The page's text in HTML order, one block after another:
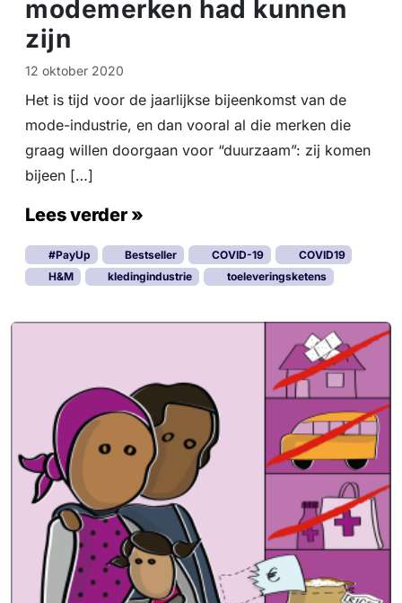
modemerken had kunnen
zijn
12 oktober 2020
Het is tijd voor de jaarlijkse bijeenkomst van de
mode-industrie, en dan vooral al die merken die
graag willen doorgaan voor “duurzaam”: zij komen
bijeen […]
Lees verder »
#PayUp Bestseller COVID-19
COVID19
H&M
kledingindustrie toeleveringsketens